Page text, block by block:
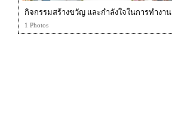
กิจกรรมสร้างขวัญ และกำลังใจในการทำงาน
1 Photos